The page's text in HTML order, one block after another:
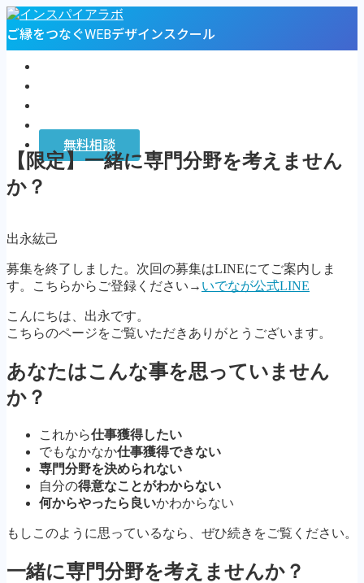
ご縁をつなぐWEBデザインスクール
インスパイアラボ
無料相談
MENU
お客様の声
インスパイアラボ
無料相談
Follow Me
【限定】一緒に専門分野を考えません
か？
出永紘己
募集を終了しました。次回の募集はLINEにてご案内しま
す。こちらからご登録ください→ いでなが公式LINE
こんにちは、出永です。
こちらのページをご覧いただきありがとうございます。
あなたはこんな事を思っていません
か？
これから仕事獲得したい
でもなかなか仕事獲得できない
専門分野を決められない
自分の得意なことがわからない
何からやったら良いかわからない
もしこのように思っているなら、ぜひ続きをご覧ください。
一緒に専門分野を考えませんか？